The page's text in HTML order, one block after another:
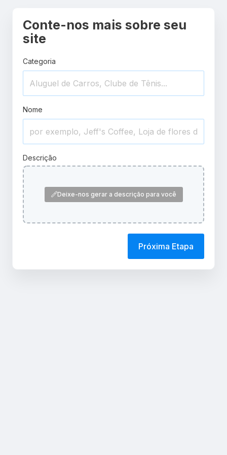
Conte-nos mais sobre seu
site
Categoria
Nome
Descrição
Deixe-nos gerar a descrição para você
Próxima Etapa